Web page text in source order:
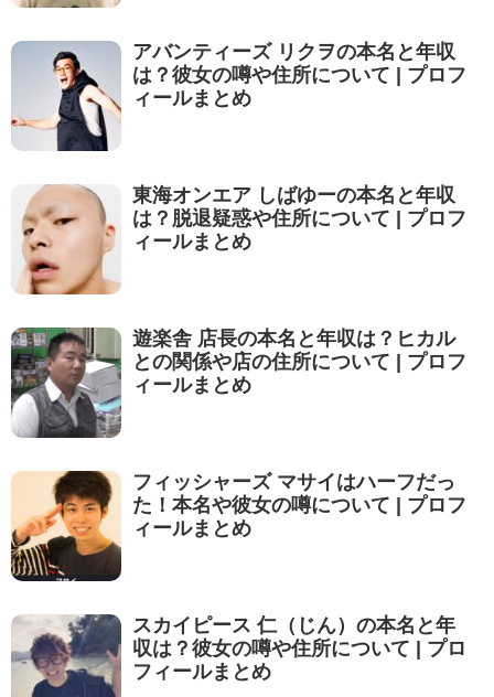
アバンティーズ リクヲの本名と年収
は？彼女の噂や住所について | プロフ
ィールまとめ
東海オンエア しばゆーの本名と年収
は？脱退疑惑や住所について | プロフ
ィールまとめ
遊楽舎 店長の本名と年収は？ヒカル
との関係や店の住所について | プロフ
ィールまとめ
フィッシャーズ マサイはハーフだっ
た！本名や彼女の噂について | プロフ
ィールまとめ
スカイピース 仁（じん）の本名と年
収は？彼女の噂や住所について | プロ
フィールまとめ